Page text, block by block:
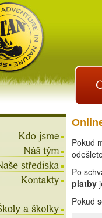
2026, školní
na víkend,